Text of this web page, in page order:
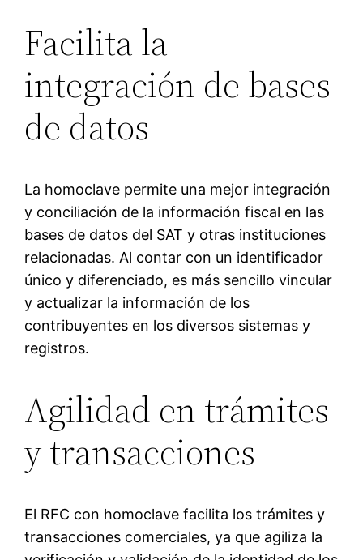
Facilita la
integración de bases
de datos
La homoclave permite una mejor integración
y conciliación de la información fiscal en las
bases de datos del SAT y otras instituciones
relacionadas. Al contar con un identificador
único y diferenciado, es más sencillo vincular
y actualizar la información de los
contribuyentes en los diversos sistemas y
registros.
Agilidad en trámites
y transacciones
El RFC con homoclave facilita los trámites y
transacciones comerciales, ya que agiliza la